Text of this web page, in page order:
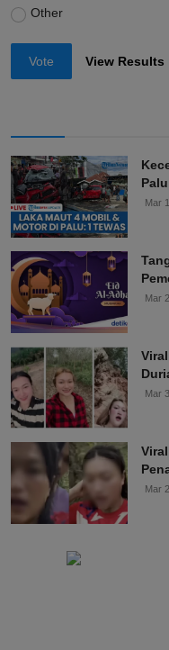
Other
Vote View Results
Mar
Mar
Mar
Mar